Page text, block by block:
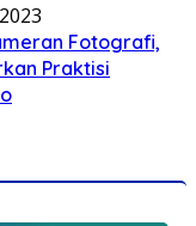
Fotografi,
Praktisi